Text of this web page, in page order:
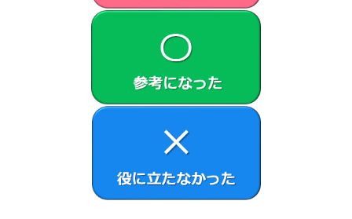
に帰属するものとし、お客さまは許諾ソフトウェアに関して
本契約に基づき許諾された使用権以外の権利を有しないもの
第6条（許諾ソフトウェアによる本製品等に関する情報の収
本製品の使用開始に伴い、許諾ソフトウェアの一部が、
本製品、本製品上の許諾ソフトウェア、対象外ソフトウ
ェアおよびお客さまによるそれらの使用に関する次の各
号に揚げる情報（以下「本情報」といいます）を、収集